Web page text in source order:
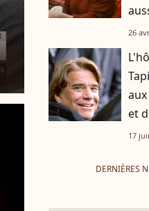
26
et
17
DERNIÈRES